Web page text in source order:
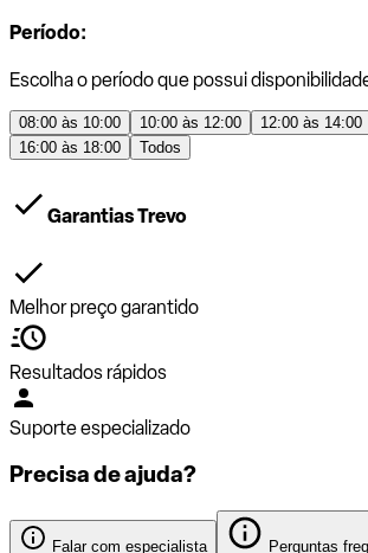
Período:
Escolha o período que possui
08:00 às 10:00 10:00 às 12:00 12:00 às 14:00
16:00 às 18:00
Todos
Garantias Trevo
Melhor preço garantido
Resultados rápidos
Suporte especializado
Precisa de ajuda?
Falar com especialista Perguntas